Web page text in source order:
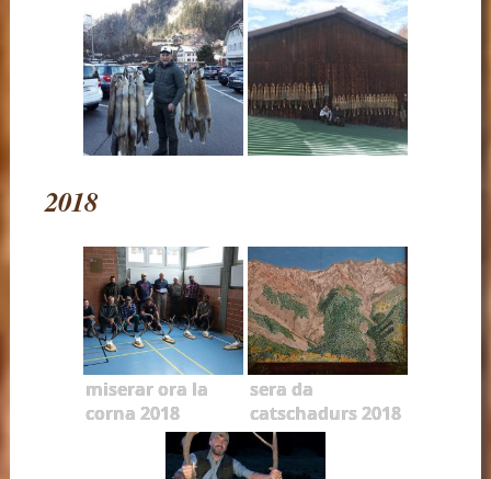
2018
miserar ora la
corna 2018
sera da
catschadurs 2018